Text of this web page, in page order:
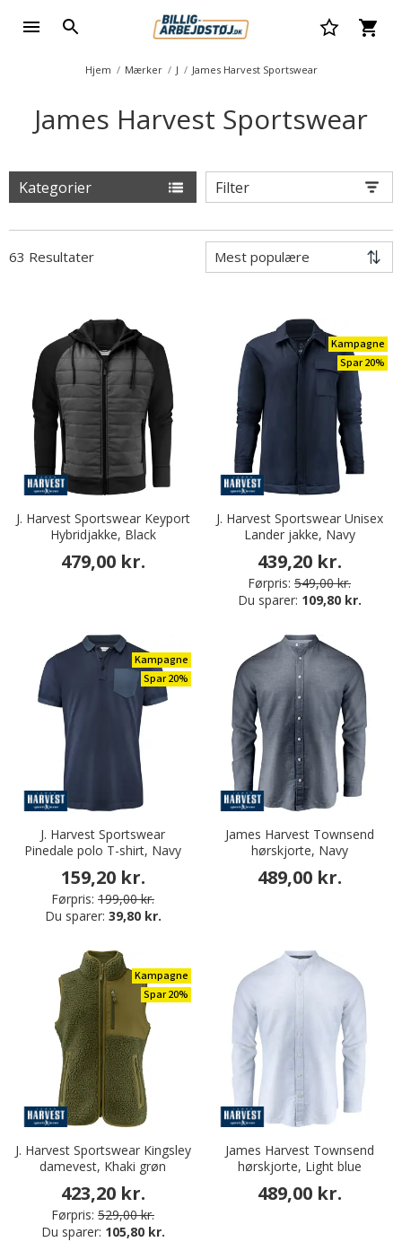
Hjem Mærker J James Harvest Sportswear
James Harvest Sportswear
Kategorier Filter
63 Resultater
J. Harvest Sportswear Keyport
Hybridjakke, Black
479,00 kr.
Kampagne
Spar 20%
J. Harvest Sportswear Unisex
Lander jakke, Navy
439,20 kr.
Førpris: 549,00 kr.
Du sparer: 109,80 kr.
Kampagne
Spar 20%
J. Harvest Sportswear
Pinedale polo T-shirt, Navy
159,20 kr.
Førpris: 199,00 kr.
Du sparer: 39,80 kr.
James Harvest Townsend
hørskjorte, Navy
489,00 kr.
Kampagne
Spar 20%
J. Harvest Sportswear Kingsley
damevest, Khaki grøn
423,20 kr.
Førpris: 529,00 kr.
Du sparer: 105,80 kr.
James Harvest Townsend
hørskjorte, Light blue
489,00 kr.